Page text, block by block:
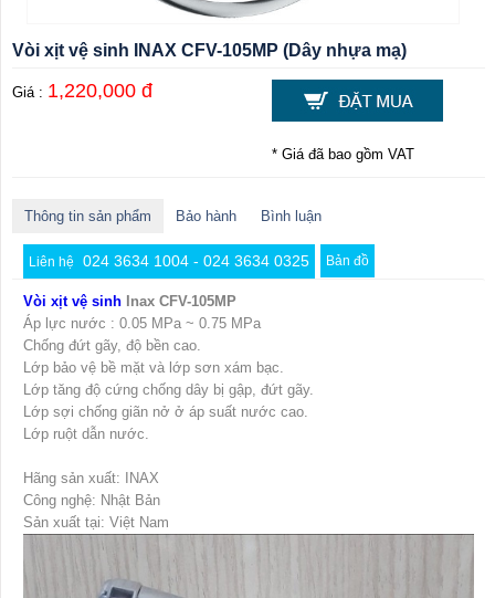
Vòi xịt vệ sinh INAX CFV-105MP (Dây nhựa mạ)
Giá : 1,220,000 đ
* Giá đã bao gồm VAT
Thông tin sản phẩm Bảo hành Bình luận
Liên hệ 024 3634 1004 - 024 3634 0325 Bản đồ
Vòi xịt vệ sinh Inax CFV-105MP
Áp lực nước : 0.05 MPa ~ 0.75 MPa
Chống đứt gãy, độ bền cao.
Lớp bảo vệ bề mặt và lớp sơn xám bạc.
Lớp tăng độ cứng chống dây bị gập, đứt gãy.
Lớp sợi chống giãn nở ở áp suất nước cao.
Lớp ruột dẫn nước.
Hãng sản xuất: INAX
Công nghệ: Nhật Bản
Sản xuất tại: Việt Nam